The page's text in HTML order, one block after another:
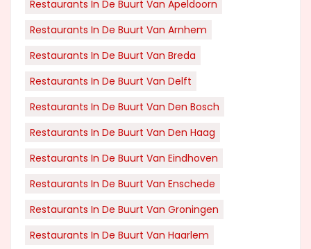
Restaurants In De Buurt Van Apeldoorn
Restaurants In De Buurt Van Arnhem
Restaurants In De Buurt Van Breda
Restaurants In De Buurt Van Delft
Restaurants In De Buurt Van Den Bosch
Restaurants In De Buurt Van Den Haag
Restaurants In De Buurt Van Eindhoven
Restaurants In De Buurt Van Enschede
Restaurants In De Buurt Van Groningen
Restaurants In De Buurt Van Haarlem